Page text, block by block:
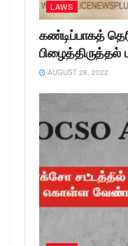
LAWS
கண்டிப்பாகத்
AUGUST 28, 2022